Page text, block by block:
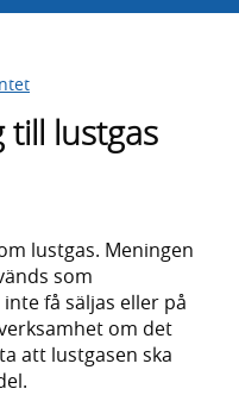
till lustgas
lustgas. Meningen
som
få säljas eller på
om det
att lustgasen ska